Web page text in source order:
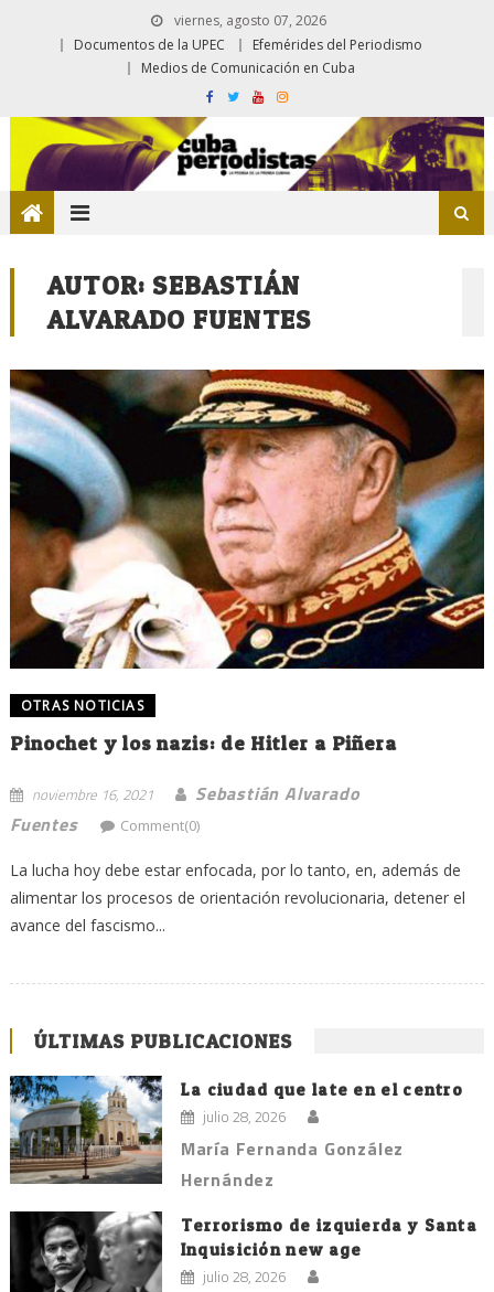
viernes, agosto 07, 2026
Documentos de la UPEC
Efemérides del Periodismo
Medios de Comunicación en Cuba
AUTOR: SEBASTIÁN
ALVARADO FUENTES
OTRAS NOTICIAS
Pinochet y los nazis: de Hitler a Piñera
noviembre 16, 2021
Sebastián Alvarado
Fuentes
Comment(0)
La lucha hoy debe estar enfocada, por lo tanto, en, además de
alimentar los procesos de orientación revolucionaria, detener el
avance del fascismo...
ÚLTIMAS PUBLICACIONES
La ciudad que late en el centro
julio 28, 2026
María Fernanda González
Hernández
Terrorismo de izquierda y Santa
Inquisición new age
julio 28, 2026